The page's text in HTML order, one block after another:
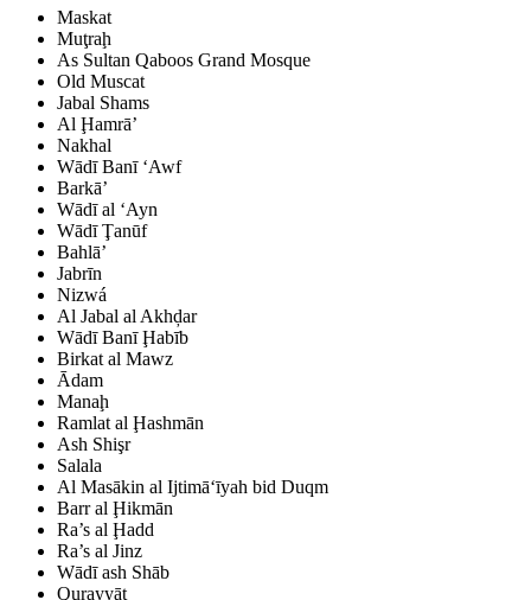
Maskat
Muţraḩ
As Sultan Qaboos Grand Mosque
Old Muscat
Jabal Shams
Al Ḩamrā’
Nakhal
Wādī Banī ‘Awf
Barkā’
Wādī al ‘Ayn
Wādī Ţanūf
Bahlā’
Jabrīn
Nizwá
Al Jabal al Akhḑar
Wādī Banī Ḩabīb
Birkat al Mawz
Ādam
Manaḩ
Ramlat al Ḩashmān
Ash Shişr
Salala
Al Masākin al Ijtimā‘īyah bid Duqm
Barr al Ḩikmān
Ra’s al Ḩadd
Ra’s al Jinz
Wādī ash Shāb
Qurayyāt